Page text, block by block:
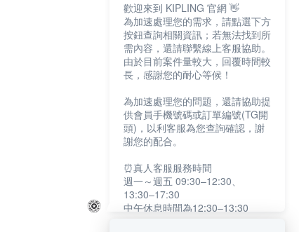
歡迎來到 KIPLING 官網 👋
為加速處理您的需求，請點選下方
按鈕查詢相關資訊；若無法找到所
需內容，還請聯繫線上客服協助。
由於目前案件量較大，回覆時間較
長，感謝您的耐心等候！
為加速處理您的問題，還請協助提
供會員手機號碼或訂單編號(TG開
頭)，以利客服為您查詢確認，謝
謝您的配合。
⏰真人客服服務時間
週一～週五 09:30–12:30、
13:30–17:30
中午休息時間為12:30–13:30